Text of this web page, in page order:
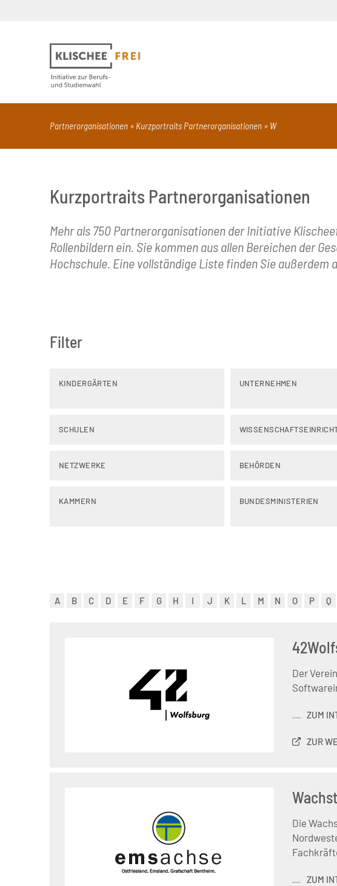
Suchbegriff
Partnerorganisationen Kurzportraits Partnerorganisationen W
Kurzportraits Partnerorganisationen
Mehr als 750 Partnerorganisationen der Initiative
Rollenbildern ein. Sie kommen aus allen Bereichen der
Hochschule. Eine vollständige Liste finden Sie außerdem
Filter
KINDERGÄRTEN UNTERNEHMEN
SCHULEN
NETZWERKE BEHÖRDEN
KAMMERN BUNDESMINISTERIEN
A B C D E F G H I J K L M N O P Q
Der
ZUM
ZUR
Die
ZUM